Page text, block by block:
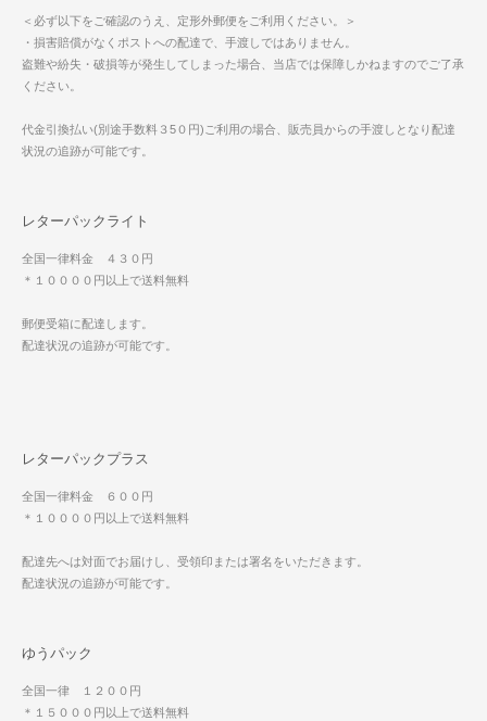
＜必ず以下をご確認のうえ、定形外郵便をご利用ください。＞
・損害賠償がなくポストへの配達で、手渡しではありません。
盗難や紛失・破損等が発生してしまった場合、当店では保障しかねますのでご了承
ください。
代金引換払い(別途手数料３5０円)ご利用の場合、販売員からの手渡しとなり配達
状況の追跡が可能です。
レターパックライト
全国一律料金 ４３０円
＊１００００円以上で送料無料
郵便受箱に配達します。
配達状況の追跡が可能です。
レターパックプラス
全国一律料金 ６００円
＊１００００円以上で送料無料
配達先へは対面でお届けし、受領印または署名をいただきます。
配達状況の追跡が可能です。
ゆうパック
全国一律 １２００円
＊１５０００円以上で送料無料